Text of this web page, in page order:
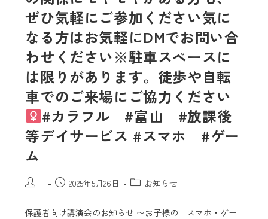
ぜひ気軽にご参加ください気に
なる方はお気軽にDMでお問い合
わせください※駐車スペースに
は限りがあります。徒歩や自転
車でのご来場にご協力ください‍
#カラフル #富山 #放課後
等デイサービス #スマホ #ゲー
ム
2025年5月26日 お知らせ
保護者向け講演会のお知らせ 〜お子様の「スマホ・ゲー